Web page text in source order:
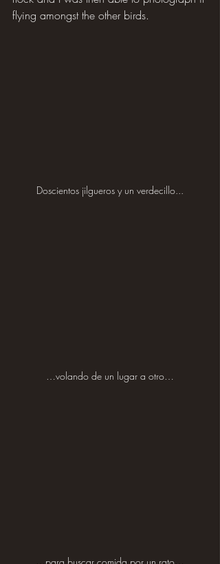
flying amongst the other birds.
Doscientos jilgueros y un verdecillo...
…volando de un lugar a otro…